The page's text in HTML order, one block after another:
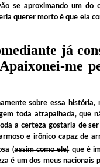
se aproximando um do
querer morto é que ela
já
me
sobre essa
toda atrapalhada, que
a certeza gostaria de
e irônico capaz de
(assim como ele)que é
é um dos meus